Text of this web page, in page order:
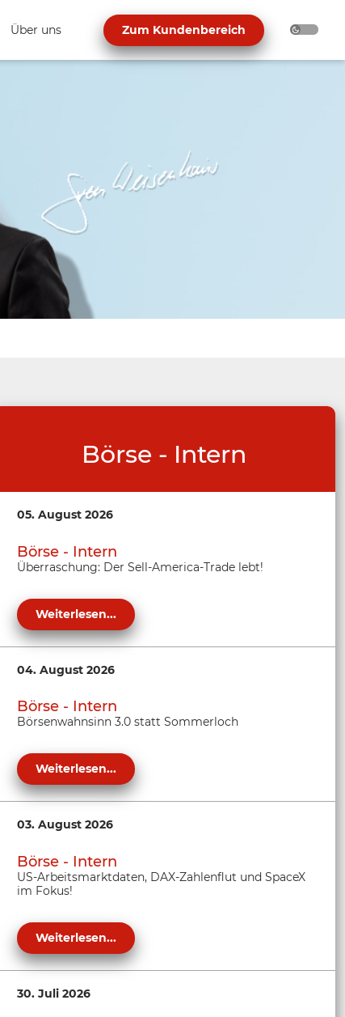
Über uns Zum Kundenbereich
Börse - Intern
05. August 2026
Börse - Intern
Überraschung: Der Sell-America-Trade lebt!
Weiterlesen...
04. August 2026
Börse - Intern
Börsenwahnsinn 3.0 statt Sommerloch
Weiterlesen...
03. August 2026
Börse - Intern
US-Arbeitsmarktdaten, DAX-Zahlenflut und SpaceX
im Fokus!
Weiterlesen...
30. Juli 2026